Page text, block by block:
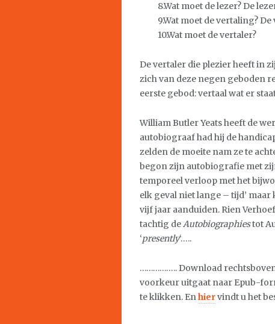
8.Wat moet de lezer? De
9.Wat moet de vertaling?
10.Wat moet de vertaler?
De vertaler die plezier heeft in
zich van deze negen geboden
eerste gebod: vertaal wat er
William Butler Yeats heeft de
autobiograaf had hij de
zelden de moeite nam ze te
begon zijn autobiografie met
temporeel verloop met het
elk geval niet lange – tijd’
vijf jaar aanduiden. Rien
tachtig deAutobiographiestot
‘presently‘…..
…………….. Download
voorkeur uitgaat naar Epub-
te klikken. Enhiervindt u het